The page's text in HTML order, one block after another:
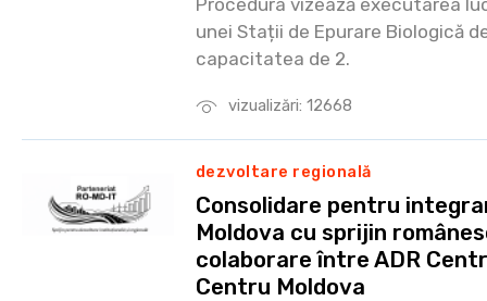
vizualizări: 12668
Procedura vizează executarea
unei Stații de Epurare Biologică
capacitatea de 2.
dezvoltare regională
Consolidare pentru
Moldova cu sprijin
colaborare între ADR
Centru Moldova